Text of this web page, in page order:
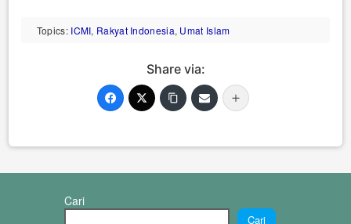
Topics: ICMI, Rakyat Indonesia, Umat Islam
Share via:
Cari
Cari